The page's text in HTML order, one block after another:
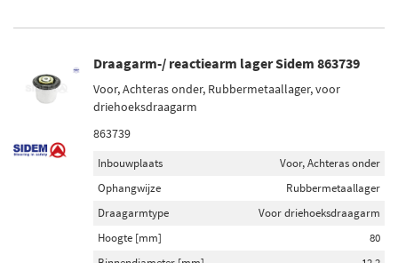
Draagarm-/ reactiearm lager Sidem 863739
Voor, Achteras onder, Rubbermetaallager, voor
driehoeksdraagarm
863739
Inbouwplaats
Voor, Achteras onder
Ophangwijze
Rubbermetaallager
Draagarmtype
Voor driehoeksdraagarm
Hoogte [mm]
80